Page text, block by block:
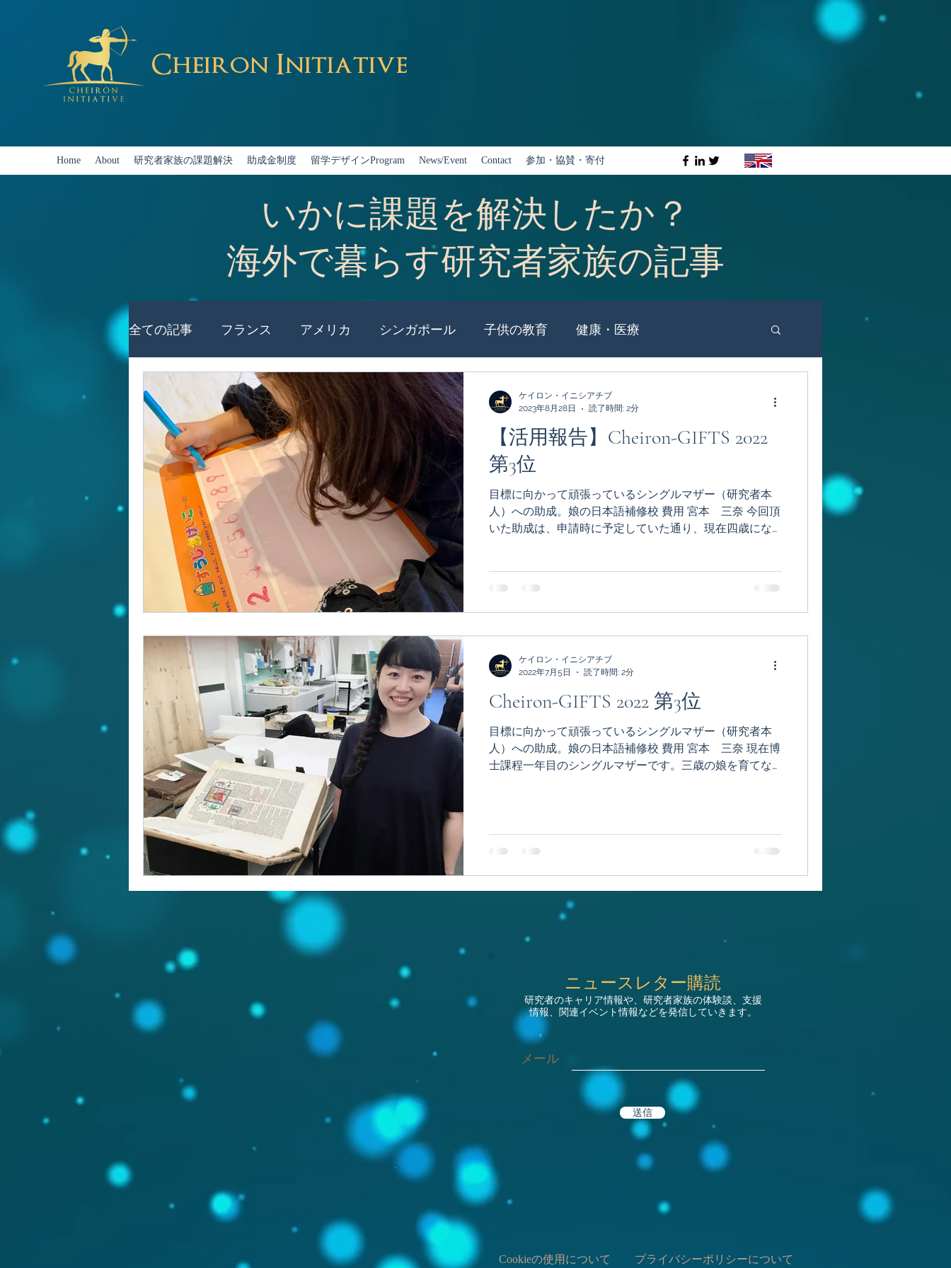
Cheiron Initiative
Home About 研究者家族の課題解決 助成金制度 留学デザインProgram News/Event Contact 参加・協賛・寄付
いかに課題を解決したか？
海外で暮らす研究者家族の記事
全ての記事 フランス アメリカ シンガポール 子供の教育 健康・医療
ビザ・保険等手続き 引越・移転 出産・育児
カナダ イギリス 中国 Cheiron-GIFTS 2020 スイス Cheiron-GIFTS 2022
多様性 オーストリア 発信 Cheiron-GIFTS 2023 Cheiron-GIFTS 2024 オランダ
Cheiron-GIFTS 2025 ケニア
【活用報告】Cheiron-GIFTS 2022
第3位
⽬標に向かって頑張っているシングルマザー（研究者本
⼈）への助成。娘の⽇本語補修校 費⽤ 宮本 三奈 今回頂
いた助成は、申請時に予定していた通り、現在四歳にな
ケイロン・イニシアチブ
2023年8月28日
読了時間: 2分
Cheiron-GIFTS 2022 第3位
⽬標に向かって頑張っているシングルマザー（研究者本
⼈）への助成。娘の⽇本語補修校 費⽤ 宮本 三奈 現在博
⼠課程⼀年⽬のシングルマザーです。三歳の娘を育てな
ケイロン・イニシアチブ
2022年7月5日
読了時間: 2分
ニュースレター購読
研究者のキャリア情報や、研究者家族の体験談、支援
情報、関連イベント情報などを発信していきます。
メール
送信
Cookieの使用について プライバシーポリシーについて